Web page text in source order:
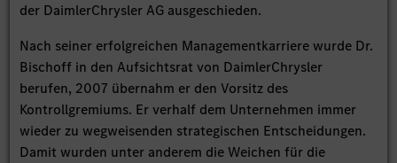
der DaimlerChrysler AG ausgeschieden.
Nach seiner erfolgreichen Managementkarriere wurde Dr.
Bischoff in den Aufsichtsrat von DaimlerChrysler
berufen, 2007 übernahm er den Vorsitz des
Kontrollgremiums. Er verhalf dem Unternehmen immer
wieder zu wegweisenden strategischen Entscheidungen.
Damit wurden unter anderem die Weichen für die